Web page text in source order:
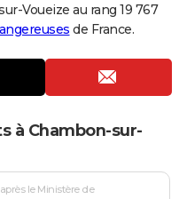
Voueize au rang 19 767
de France.
à Chambon-sur-
le Ministère de